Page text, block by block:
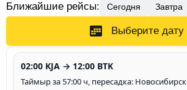
Ближайшие рейсы: Сегодня Завтра
Выберите дату
02:00 KJA → 12:00 BTK
Таймыр за 57:00 ч, пересадка: Новосибирск